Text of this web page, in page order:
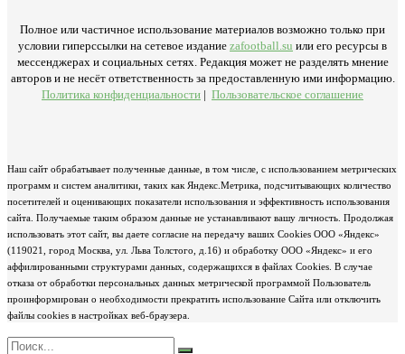
Полное или частичное использование материалов возможно только при
условии гиперссылки на сетевое издание zafootball.su или его ресурсы в
мессенджерах и социальных сетях. Редакция может не разделять мнение
авторов и не несёт ответственность за предоставленную ими информацию.
Политика конфиденциальности | Пользовательское соглашение
Наш сайт обрабатывает полученные данные, в том числе, с использованием метрических
программ и систем аналитики, таких как Яндекс.Метрика, подсчитывающих количество
посетителей и оценивающих показатели использования и эффективность использования
сайта. Получаемые таким образом данные не устанавливают вашу личность. Продолжая
использовать этот сайт, вы даете согласие на передачу ваших Cookies ООО «Яндекс»
(119021, город Москва, ул. Льва Толстого, д.16) и обработку ООО «Яндекс» и его
аффилированными структурами данных, содержащихся в файлах Cookies. В случае
отказа от обработки персональных данных метрической программой Пользователь
проинформирован о необходимости прекратить использование Сайта или отключить
файлы cookies в настройках веб-браузера.